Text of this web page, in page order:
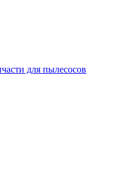
для пылесосов